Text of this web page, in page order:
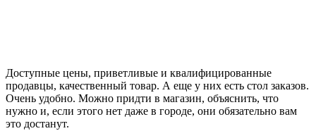
Доступные цены, приветливые и квалифицированные
продавцы, качественный товар. А еще у них есть стол заказов.
Очень удобно. Можно придти в магазин, объяснить, что
нужно и, если этого нет даже в городе, они обязательно вам
это достанут.